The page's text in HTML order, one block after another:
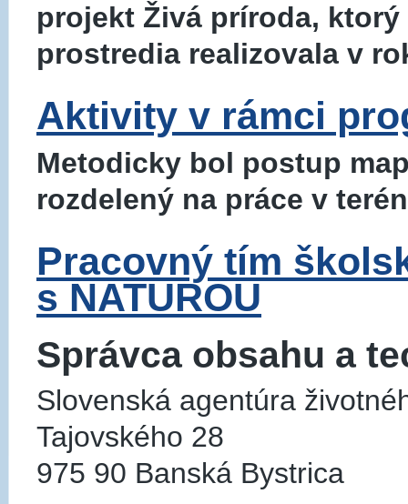
projekt Živá príroda,
prostredia realizovala v
Aktivity v rámci
Metodicky bol postup
rozdelený na práce v
Pracovný tím
s NATUROU
Správca obsahu a
Slovenská agentúra
Tajovského 28
975 90 Banská Bystrica